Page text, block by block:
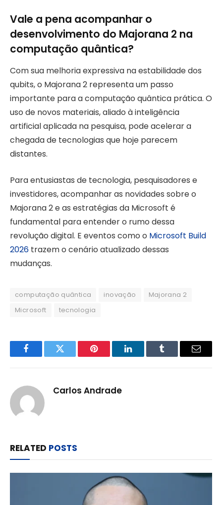
Vale a pena acompanhar o
desenvolvimento do Majorana 2 na
computação quântica?
Com sua melhoria expressiva na estabilidade dos
qubits, o Majorana 2 representa um passo
importante para a computação quântica prática. O
uso de novos materiais, aliado à inteligência
artificial aplicada na pesquisa, pode acelerar a
chegada de tecnologias que hoje parecem
distantes.
Para entusiastas de tecnologia, pesquisadores e
investidores, acompanhar as novidades sobre o
Majorana 2 e as estratégias da Microsoft é
fundamental para entender o rumo dessa
revolução digital. E eventos como o Microsoft Build
2026 trazem o cenário atualizado dessas
mudanças.
computação quântica inovação
Majorana 2
Microsoft
tecnologia
FacebookTwitter Pinterest LinkedInTumblr Email
Carlos Andrade
RELATED POSTS